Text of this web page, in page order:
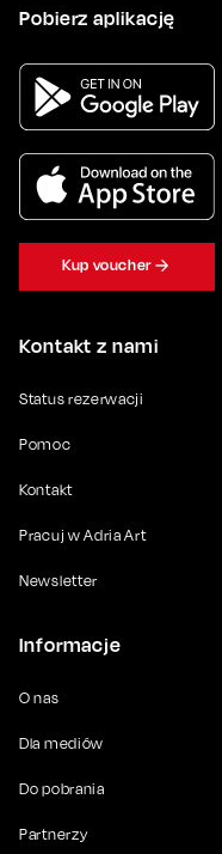
Kontakt z nami
Status rezerwacji
Pomoc
Kontakt
Pracuj w Adria Art
Newsletter
Informacje
O nas
Dla mediów
Do pobrania
Partnerzy
Pobierz aplikację
Kup voucher